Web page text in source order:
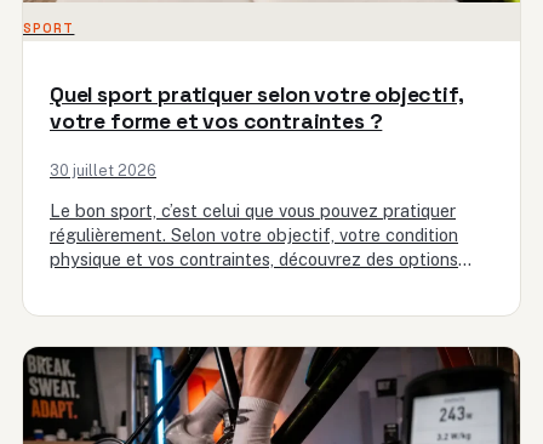
SPORT
Quel sport pratiquer selon votre objectif,
votre forme et vos contraintes ?
30 juillet 2026
Le bon sport, c’est celui que vous pouvez pratiquer
régulièrement. Selon votre objectif, votre condition
physique et vos contraintes, découvrez des options